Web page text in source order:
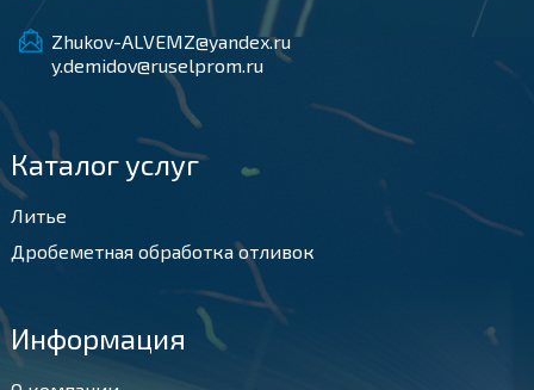
Zhukov-ALVEMZ@yandex.ru
y.demidov@ruselprom.ru
Каталог услуг
Литье
Дробеметная обработка отливок
Информация